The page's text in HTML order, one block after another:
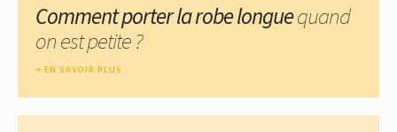
Comment porter la robe longuequand
on est petite ?
EN SAVOIR PLUS